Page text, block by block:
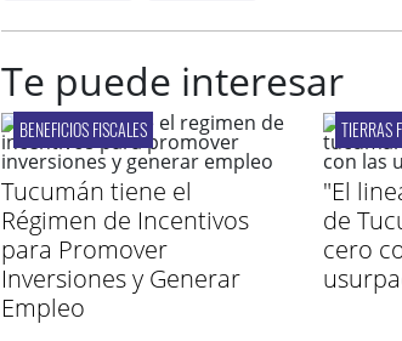
Te puede interesar
BENEFICIOS FISCALES
Tucumán tiene el
Régimen de Incentivos
para Promover
Inversiones y Generar
Empleo
TIERRAS
"El
de
cero